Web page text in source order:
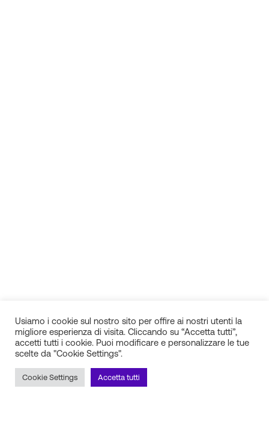
P.IVA 01688940608
Usiamo i cookie sul nostro sito per offire ai nostri utenti la
migliore esperienza di visita. Cliccando su “Accetta tutti”,
accetti tutti i cookie. Puoi modificare e personalizzare le tue
scelte da "Cookie Settings".
Cookie Settings Accetta tutti